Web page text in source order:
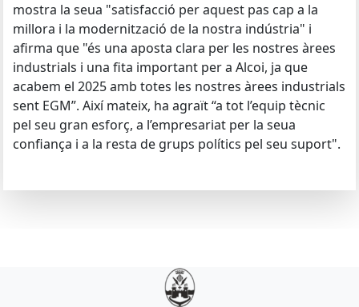
mostra la seua "satisfacció per aquest pas cap a la
millora i la modernització de la nostra indústria" i
afirma que "és una aposta clara per les nostres àrees
industrials i una fita important per a Alcoi, ja que
acabem el 2025 amb totes les nostres àrees industrials
sent EGM”. Així mateix, ha agraït “a tot l’equip tècnic
pel seu gran esforç, a l’empresariat per la seua
confiança i a la resta de grups polítics pel seu suport".